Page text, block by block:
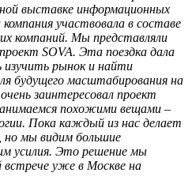
выставке информационных
участвовала в составе
компаний. Мы представляли
SOVA. Эта поездка дала
рынок и найти
будущего масштабирования на
заинтересовал проект
похожими вещами –
Пока каждый из нас делает
но мы видим большие
усилия. Это решение мы
встрече уже в Москве на